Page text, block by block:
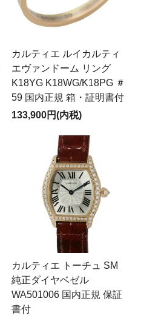
カルティエ ルイカルティ
エヴァンドーム リング
K18YG K18WG/K18PG ＃
59 国内正規 箱・証明書付
133,900円(内税)
カルティエ トーチュ SM
純正ダイヤベゼル
WA501006 国内正規 保証
書付